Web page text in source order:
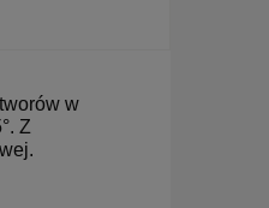
w
Z